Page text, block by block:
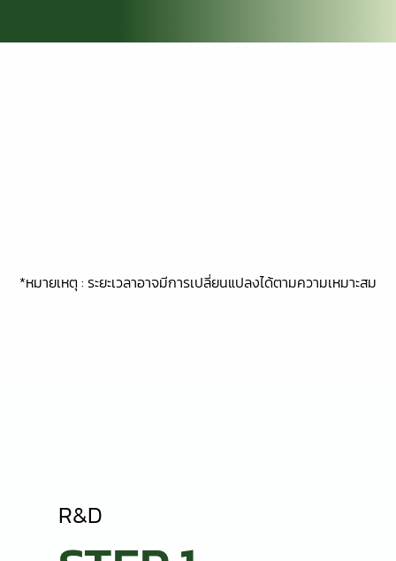
*หมายเหตุ : ระยะเวลาอาจมีการเปลี่ยนแปลงได้ตามความเหมาะสม